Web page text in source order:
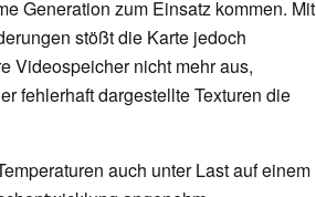
Generation zum Einsatz kommen. Mit
stößt die Karte jedoch
Videospeicher nicht mehr aus,
fehlerhaft dargestellte Texturen die
auch unter Last auf einem